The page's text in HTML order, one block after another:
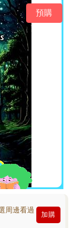
預購
周邊看過
加購